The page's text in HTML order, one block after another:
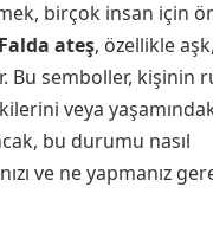
birçok insan için
Falda ateş, özellikle
Bu semboller, kişinin
veya
bu durumu nasıl
ve ne yapmanız